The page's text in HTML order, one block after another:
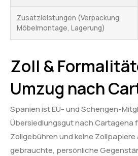
Zusatzleistungen (Verpackung,
Möbelmontage, Lagerung)
Zoll &
Umzug nach
Spanien ist EU- und Schengen-
Übersiedlungsgut nach Cartagena
Zollgebühren und keine Zollpapiere
gebrauchte, persönliche